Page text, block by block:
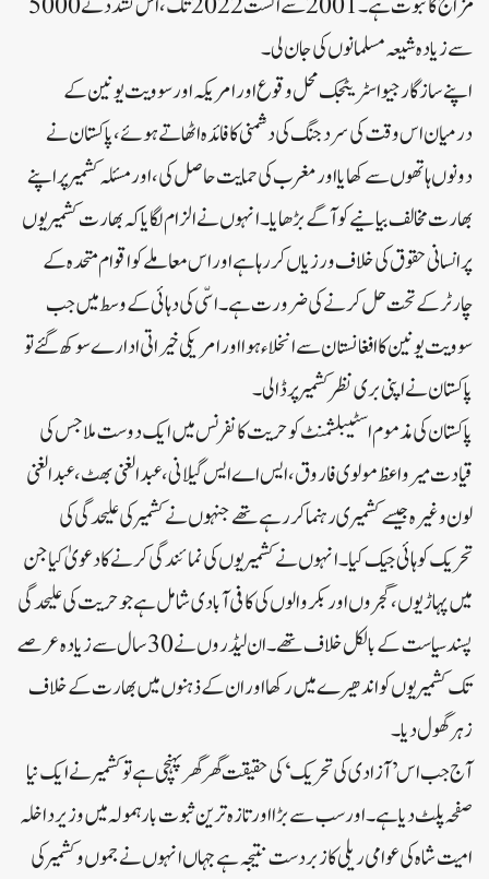
سے زیادہ شیعہ مسلمانوں کی جان لی۔
اپنے سازگار جیو اسٹریٹجک محل وقوع اور امریکہ اور سوویت یونین کے
درمیان اس وقت کی سرد جنگ کی دشمنی کا فائدہ اٹھاتے ہوئے، پاکستان نے
دونوں ہاتھوں سے کھایا اور مغرب کی حمایت حاصل کی، اور مسئلہ کشمیر پر اپنے
بھارت مخالف بیانیے کو آگے بڑھایا۔ انہوں نے الزام لگایا کہ بھارت کشمیریوں
پر انسانی حقوق کی خلاف ورزیاں کر رہا ہے اور اس معاملے کو اقوام متحدہ کے
چارٹر کے تحت حل کرنے کی ضرورت ہے۔ اسّی کی دہائی کے وسط میں جب
سوویت یونین کا افغانستان سے انخلاء ہوا اور امریکی خیراتی ادارے سوکھ گئے تو
پاکستان نے اپنی بری نظر کشمیر پر ڈالی۔
پاکستان کی مذموم اسٹیبلشمنٹ کو حریت کانفرنس میں ایک دوست ملا جس کی
قیادت میر واعظ مولوی فاروق، ایس اے ایس گیلانی، عبدالغنی بھٹ، عبدالغنی
لون وغیرہ جیسے کشمیری رہنما کر رہے تھے جنہوں نے کشمیر کی علیحدگی کی
تحریک کو ہائی جیک کیا۔ انہوں نے کشمیریوں کی نمائندگی کرنے کا دعویٰ کیا جن
میں پہاڑیوں، گجروں اور بکروالوں کی کافی آبادی شامل ہے جو حریت کی علیحدگی
پسند سیاست کے بالکل خلاف تھے۔ ان لیڈروں نے 30 سال سے زیادہ عرصے
تک کشمیریوں کو اندھیرے میں رکھا اور ان کے ذہنوں میں بھارت کے خلاف
زہر گھول دیا۔
آج جب اس’آزادی کی تحریک‘ کی حقیقت گھر گھر پہنچی ہے تو کشمیر نے ایک نیا
صفحہ پلٹ دیا ہے۔ اور سب سے بڑا اور تازہ ترین ثبوت بارہمولہ میں وزیر داخلہ
امیت شاہ کی عوامی ریلی کا زبردست نتیجہ ہے جہاں انہوں نے جموں و کشمیر کی